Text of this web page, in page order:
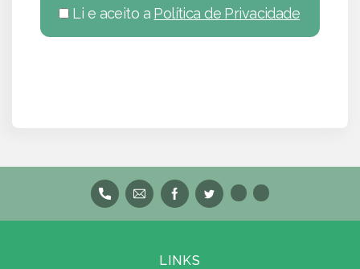
Li e aceito a Política de Privacidade
LINKS